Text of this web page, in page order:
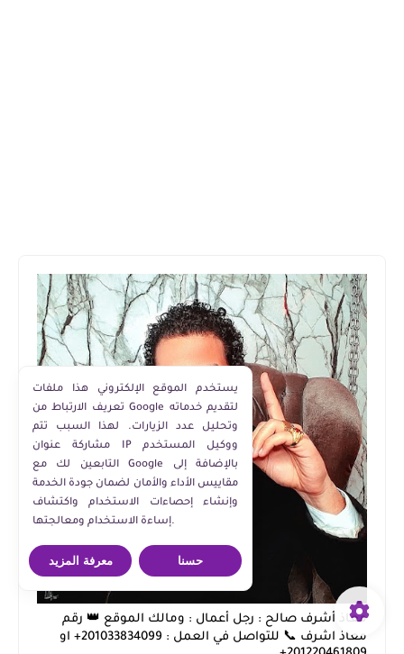
معاذ أشرف صالح : رجل أعمال : ومالك الموقع 👑 رقم
معاذ اشرف 📞 للتواصل في العمل : 201033834099+ او
يستخدم الموقع الإلكتروني هذا ملفات
تعريف الارتباط من Google لتقديم خدماته
وتحليل عدد الزيارات. لهذا السبب تتم
مشاركة عنوان IP ووكيل المستخدم
التابعين لك مع Google بالإضافة إلى
مقاييس الأداء والأمان لضمان جودة الخدمة
وإنشاء إحصاءات الاستخدام واكتشاف
إساءة الاستخدام ومعالجتها.
معرفة المزيد حسنا